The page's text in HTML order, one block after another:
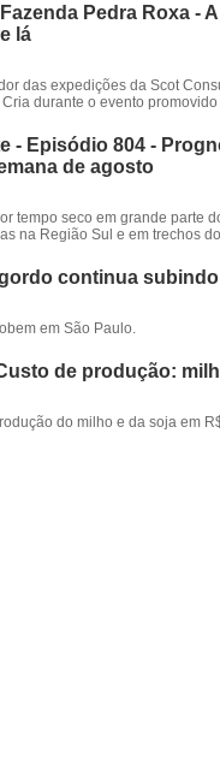
Pedra Roxa -
lá
das expedições da Scot
durante o evento
- Episódio 804 -
de agosto
tempo seco em grande parte
na Região Sul e em trechos
continua subindo
em São Paulo.
de produção:
do milho e da soja em